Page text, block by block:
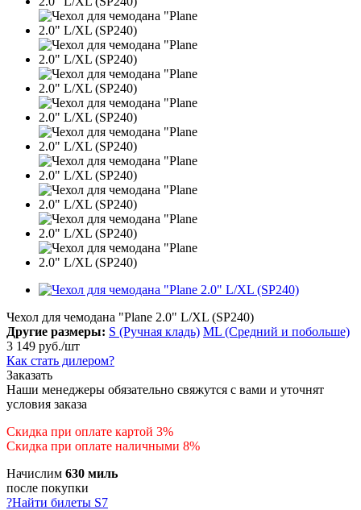
Чехол для чемодана "Plane 2.0" L/XL (SP240)
Другие размеры: S (Ручная кладь) ML (Средний и побольше)
3 149 руб./шт
Как стать дилером?
Заказать
Наши менеджеры обязательно свяжутся с вами и уточнят
условия заказа
Скидка при оплате картой 3%
Скидка при оплате наличными 8%
Начислим 630 миль
после покупки
?Найти билеты S7